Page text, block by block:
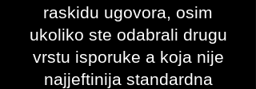
raskidu ugovora, osim
ukoliko ste odabrali drugu
vrstu isporuke a koja nije
najjeftinija standardna